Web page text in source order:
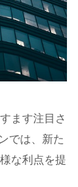
ます注目さ
では、新た
な利点を提